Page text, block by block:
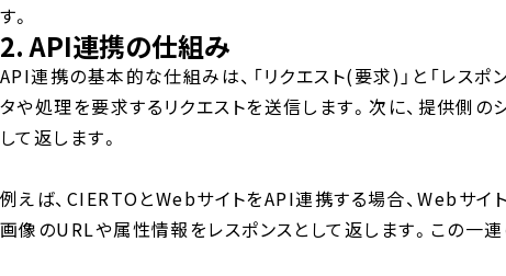
す。
2. API連携の仕組み
API連携の基本的な仕組みは、「リクエスト(要求)」と「レス
タや処理を要求するリクエストを送信します。次に、提供側
して返します。
例えば、CIERTOとWebサイトをAPI連携する場合、Webサイ
画像のURLや属性情報をレスポンスとして返します。この一